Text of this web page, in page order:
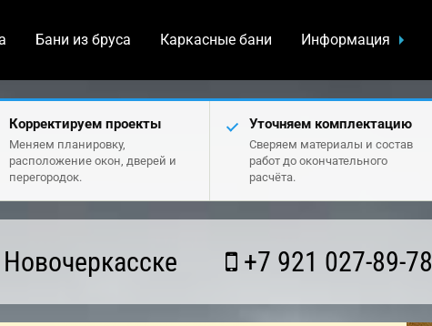
Бани из бруса Каркасные бани Информация
Корректируем проекты
Меняем планировку,
расположение окон, дверей и
перегородок.
Уточняем комплектацию
Сверяем материалы и состав
работ до окончательного
расчёта.
+7 921 027-89-78